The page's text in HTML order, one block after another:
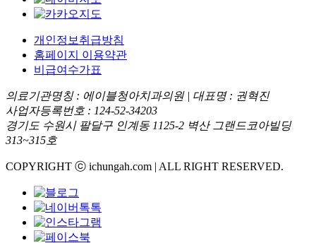
개인정보취급방침
홈페이지 이용약관
비급여수가표
의료기관명칭 : 에이블청아치과의원 | 대표명 : 권혁진
사업자등록번호 : 124-52-34203
경기도 수원시 팔달구 인계동 1125-2 벽산 그랜드코아빌딩
313~315호
COPYRIGHT ⓒ ichungah.com | ALL RIGHT RESERVED.